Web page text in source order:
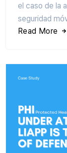
el caso de la
seguridad
Read More